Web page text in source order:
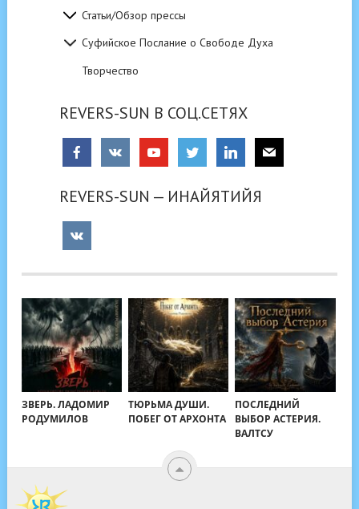
Статьи/Обзор прессы
Суфийское Послание о Свободе Духа
Творчество
REVERS-SUN В СОЦ.СЕТЯХ
REVERS-SUN — ИНАЙЯТИЙЯ
ЗВЕРЬ. ЛАДОМИР
РОДУМИЛОВ
ТЮРЬМА ДУШИ.
ПОБЕГ ОТ АРХОНТА
ПОСЛЕДНИЙ
ВЫБОР АСТЕРИЯ.
ВАЛТСУ